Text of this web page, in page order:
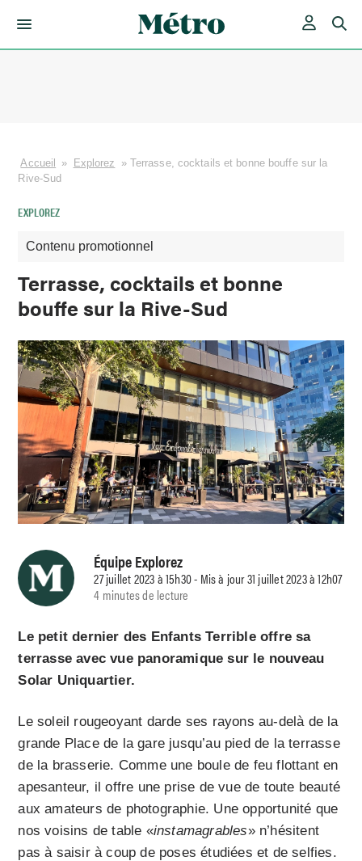
Accueil » Explorez » Terrasse, cocktails et bonne bouffe sur la
Rive-Sud
EXPLOREZ
Contenu promotionnel
Terrasse, cocktails et bonne
bouffe sur la Rive-Sud
Équipe Explorez
27 juillet 2023 à 15h30 - Mis à jour 31 juillet 2023 à 12h07
4 minutes de lecture
Le petit dernier des Enfants Terrible offre sa
terrasse avec vue panoramique sur le nouveau
Solar Uniquartier.
Le soleil rougeoyant darde ses rayons au-delà de la
grande Place de la gare jusqu’au pied de la terrasse
de la brasserie. Comme une boule de feu flottant en
apesanteur, il offre une prise de vue de toute beauté
aux amateurs de photographie. Une opportunité que
nos voisins de table «instamagrables» n’hésitent
pas à saisir à coup de poses étudiées et de selfies.